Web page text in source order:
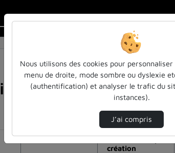
de la vidéo Henri
Modifier la période de visualisation
création
Nous utilisons des cookies pour
menu de droite, mode sombre ou dyslexie
(authentification) et analyser le trafic du
instances).
J’ai compris